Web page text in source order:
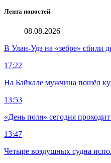
Лента новостей
08.08.2026
В Улан-Удэ на «зебре» сбили
17:22
На Байкале мужчина пошёл
13:53
«День поля» сегодня
13:47
Четыре воздушных судна